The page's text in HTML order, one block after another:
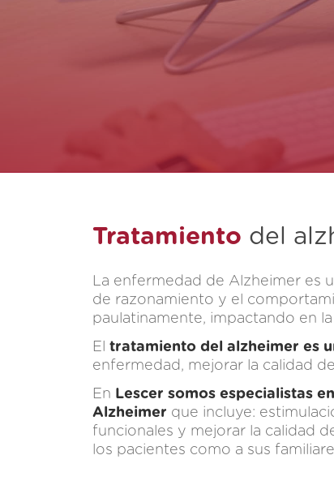
Tratamiento del
La enfermedad de Alzheimer es
de razonamiento y el
paulatinamente, impactando en
El tratamiento del alzheimer es
enfermedad, mejorar la calidad
En Lescer somos especialistas
Alzheimer que incluye:
funcionales y mejorar la calidad
los pacientes como a sus